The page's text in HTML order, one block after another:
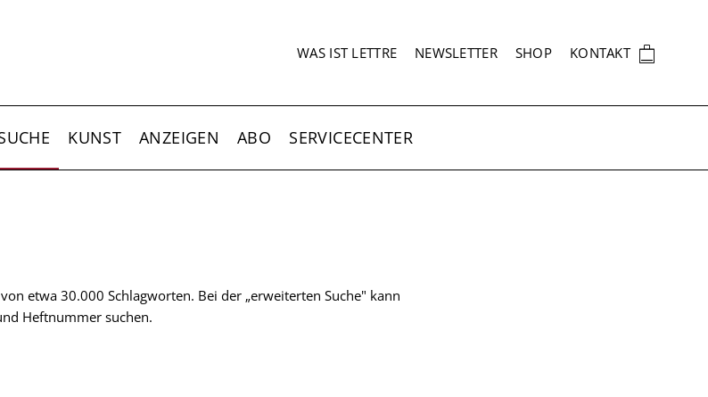
SEKUNDÄRNAVIGATION
WAS IST LETTRE NEWSLETTER SHOP KONTAKT 🛍
KUNST ANZEIGEN ABO SERVICECENTER
etwa 30.000 Schlagworten. Bei der „erweiterten Suche" kann
Heftnummer suchen.